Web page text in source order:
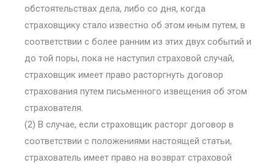
обстоятельствах дела, либо со дня, когда
страховщику стало известно об этом иным путем, в
соответствии с более ранним из этих двух событий и
до той поры, пока не наступил страховой случай,
страховщик имеет право расторгнуть договор
страхования путем письменного извещения об этом
страхователя.
(2) В случае, если страховщик расторг договор в
соответствии с положениями настоящей статьи,
страхователь имеет право на возврат страховой